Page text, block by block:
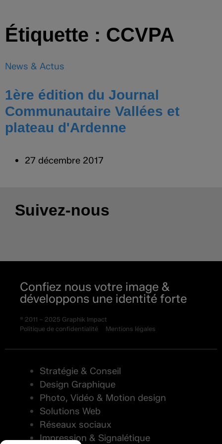
Étiquette : CCVPA
News & Actus
1ère édition du Journal
Communautaire Vallées et
plateau d'Ardenne
27 décembre 2017
Suivez-nous
Confiez nous votre image &
développons une identité forte
® 2011 – 2025 Graphik Impact
Politique de confidentialité
Mentions légales
Stratégie & Conseil
Design Graphique
Photo, Vidéo & Motion design
Solutions Web
Réseaux sociaux
Impression & Signalétique